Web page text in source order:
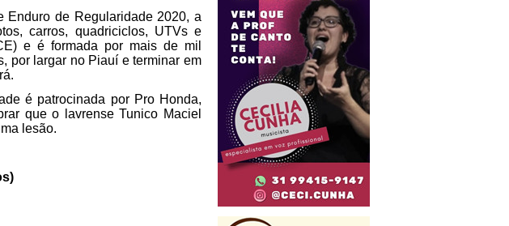
Enduro de Regularidade 2020, a
carros, quadriciclos, UTVs e
e é formada por mais de mil
por largar no Piauí e terminar em
é patrocinada por Pro Honda,
que o lavrense Tunico Maciel
lesão.